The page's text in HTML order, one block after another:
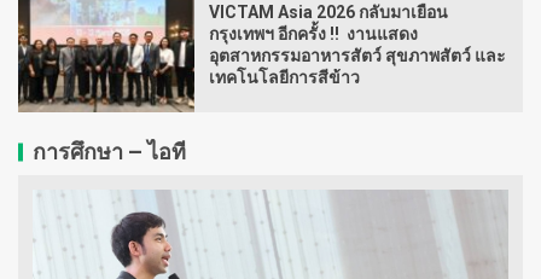
VICTAM Asia 2026 กลับมาเยือน
กรุงเทพฯ อีกครั้ง !! งานแสดง
อุตสาหกรรมอาหารสัตว์ สุขภาพสัตว์ และ
เทคโนโลยีการสีข้าว
การศึกษา – ไอที